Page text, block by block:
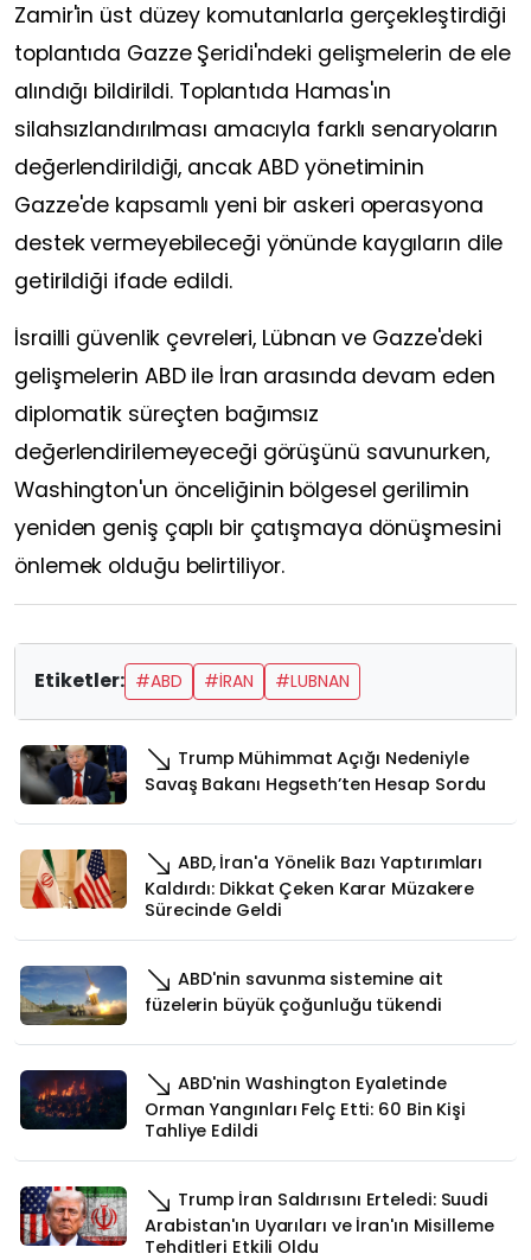
Zamir'in üst düzey komutanlarla gerçekleştirdiği
toplantıda Gazze Şeridi'ndeki gelişmelerin de ele
alındığı bildirildi. Toplantıda Hamas'ın
silahsızlandırılması amacıyla farklı senaryoların
değerlendirildiği, ancak ABD yönetiminin
Gazze'de kapsamlı yeni bir askeri operasyona
destek vermeyebileceği yönünde kaygıların dile
getirildiği ifade edildi.
İsrailli güvenlik çevreleri, Lübnan ve Gazze'deki
gelişmelerin ABD ile İran arasında devam eden
diplomatik süreçten bağımsız
değerlendirilemeyeceği görüşünü savunurken,
Washington'un önceliğinin bölgesel gerilimin
yeniden geniş çaplı bir çatışmaya dönüşmesini
önlemek olduğu belirtiliyor.
Etiketler: #ABD #İRAN #LUBNAN
Trump Mühimmat Açığı Nedeniyle
Savaş Bakanı Hegseth’ten Hesap Sordu
ABD, İran'a Yönelik Bazı Yaptırımları
Kaldırdı: Dikkat Çeken Karar Müzakere
Sürecinde Geldi
ABD'nin savunma sistemine ait
füzelerin büyük çoğunluğu tükendi
ABD'nin Washington Eyaletinde
Orman Yangınları Felç Etti: 60 Bin Kişi
Tahliye Edildi
Trump İran Saldırısını Erteledi: Suudi
Arabistan'ın Uyarıları ve İran'ın Misilleme
Tehditleri Etkili Oldu